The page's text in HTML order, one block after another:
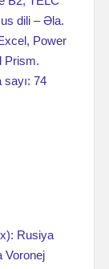
dili – Əla.
Power
Prism.
74
Rusiya
Voronej